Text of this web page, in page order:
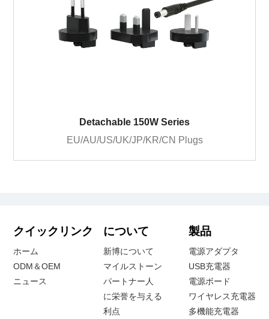
Detachable 150W Series
EU/AU/US/UK/JP/KR/CN Plugs
クイックリンク
ホーム
ODM＆OEM
ニュース
について
新博について
マイルストーン
パートナー人
に栄誉を与える
利点
製品
電源アダプタ
USB充電器
電源ボード
ワイヤレス充電器
多機能充電器